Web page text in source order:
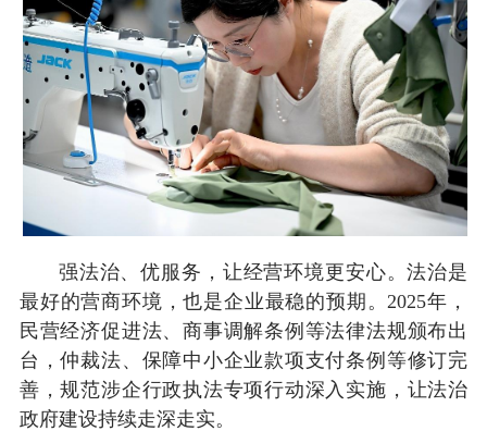
强法治、优服务，让经营环境更安心。法治是
最好的营商环境，也是企业最稳的预期。2025年，
民营经济促进法、商事调解条例等法律法规颁布出
台，仲裁法、保障中小企业款项支付条例等修订完
善，规范涉企行政执法专项行动深入实施，让法治
政府建设持续走深走实。